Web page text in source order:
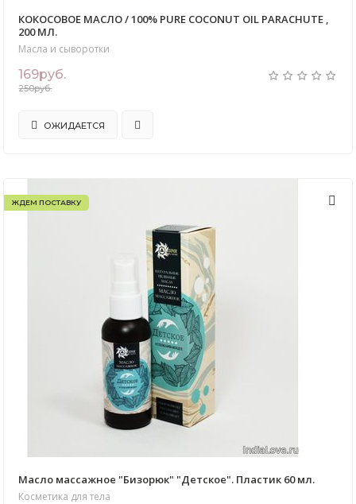
КОКОСОВОЕ МАСЛО / 100% PURE COCONUT OIL PARACHUTE ,
200 МЛ.
Масла и сыворотки
169руб.
250руб.
ОЖИДАЕТСЯ
ЖДЕМ ПОСТАВКУ
Масло массажное "Бизорюк" "Детское". Пластик 60 мл.
Косметика для тела